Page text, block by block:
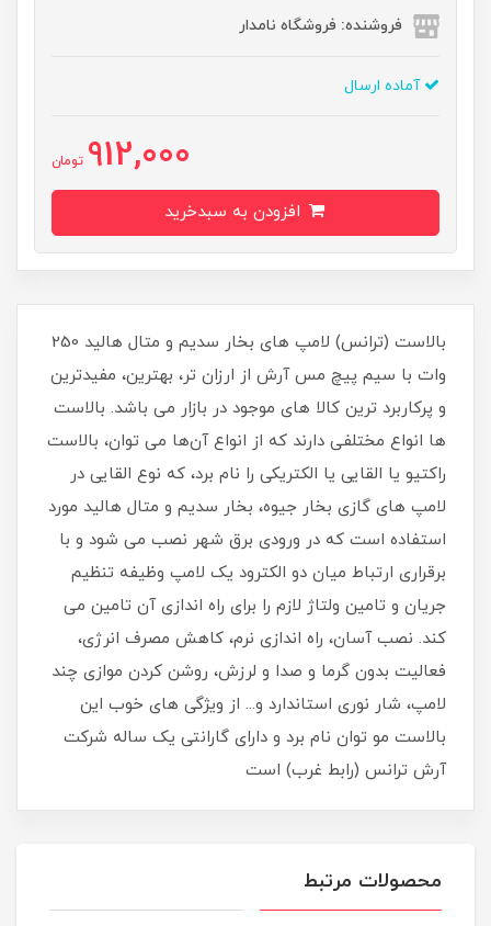
فروشنده: فروشگاه نامدار
آماده ارسال
912,000 تومان
بالاست (ترانس) لامپ های بخار سدیم و متال هالید 250
وات با سیم پیچ مس آرش از ارزان تر، بهترین، مفیدترین
و پرکاربرد ترین کالا های موجود در بازار می باشد. بالاست
ها انواع مختلفی دارند که از انواع آن‌ها می توان، بالاست
راکتیو یا القایی یا الکتریکی را نام برد، که نوع القایی در
لامپ های گازی بخار جیوه، بخار سدیم و متال هالید مورد
استفاده است که در ورودی برق شهر نصب می شود و با
برقراری ارتباط میان دو الکترود یک لامپ وظیفه تنظیم
جریان و تامین ولتاژ لازم را برای راه اندازی آن تامین می
کند. نصب آسان، راه اندازی نرم، کاهش مصرف انرژی،
فعالیت بدون گرما و صدا و لرزش، روشن کردن موازی چند
لامپ، شار نوری استاندارد و... از ویژگی های خوب این
بالاست مو توان نام برد و دارای گارانتی یک ساله شرکت
آرش ترانس (رابط غرب) است
محصولات مرتبط